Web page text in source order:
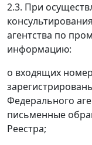
2.3. При
агентства по
информацию:
о входящих
Федерального
письменные
Реестра;